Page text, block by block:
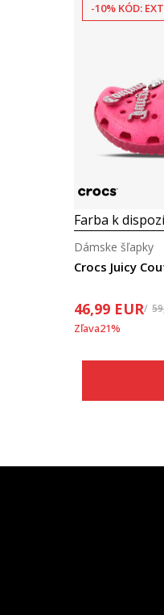
-10% KÓD:
Farba k
Crocs Juicy
Dámske šľapky
46,99 EUR
Zľava21%